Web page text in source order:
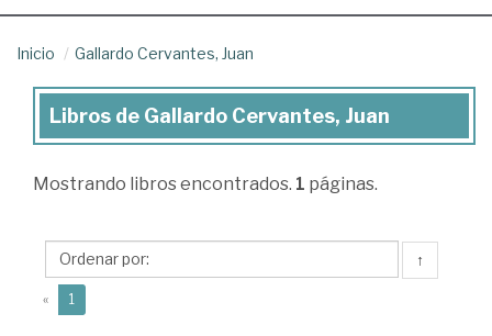
Inicio Gallardo Cervantes, Juan
Libros
Gallardo
Juan
Libros de Gallardo Cervantes, Juan
Mostrando libros encontrados. 1 páginas.
↑
« 1